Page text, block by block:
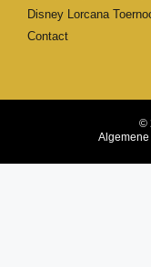
Disney Lorcana
Contact
©